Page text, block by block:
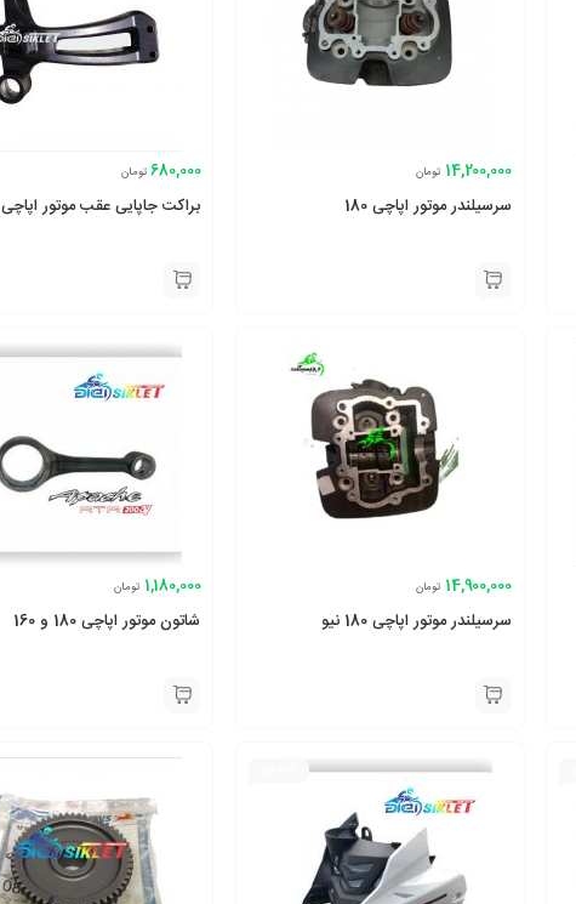
14,200,000 تومان
سرسیلندر موتور اپاچی 180
680,000 تومان
براکت جاپایی عقب موتور اپاچی 180
14,900,000 تومان
سرسیلندر موتور اپاچی 180 نیو
1,180,000 تومان
شاتون موتور اپاچی 180 و 160